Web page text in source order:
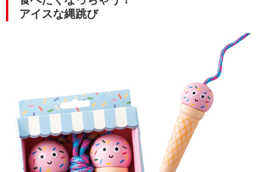
アイスな縄跳び